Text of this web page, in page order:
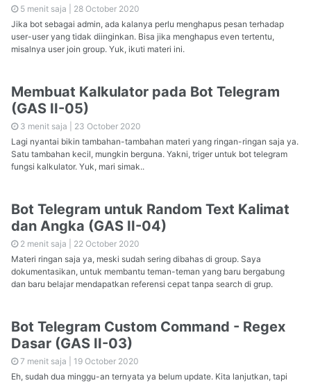
5 menit saja | 28 October 2020
Jika bot sebagai admin, ada kalanya perlu menghapus pesan terhadap
user-user yang tidak diinginkan. Bisa jika menghapus even tertentu,
misalnya user join group. Yuk, ikuti materi ini.
Membuat Kalkulator pada Bot Telegram
(GAS II-05)
3 menit saja | 23 October 2020
Lagi nyantai bikin tambahan-tambahan materi yang ringan-ringan saja ya.
Satu tambahan kecil, mungkin berguna. Yakni, triger untuk bot telegram
fungsi kalkulator. Yuk, mari simak..
Bot Telegram untuk Random Text Kalimat
dan Angka (GAS II-04)
2 menit saja | 22 October 2020
Materi ringan saja ya, meski sudah sering dibahas di group. Saya
dokumentasikan, untuk membantu teman-teman yang baru bergabung
dan baru belajar mendapatkan referensi cepat tanpa search di grup.
Bot Telegram Custom Command - Regex
Dasar (GAS II-03)
7 menit saja | 19 October 2020
Eh, sudah dua minggu-an ternyata ya belum update. Kita lanjutkan, tapi